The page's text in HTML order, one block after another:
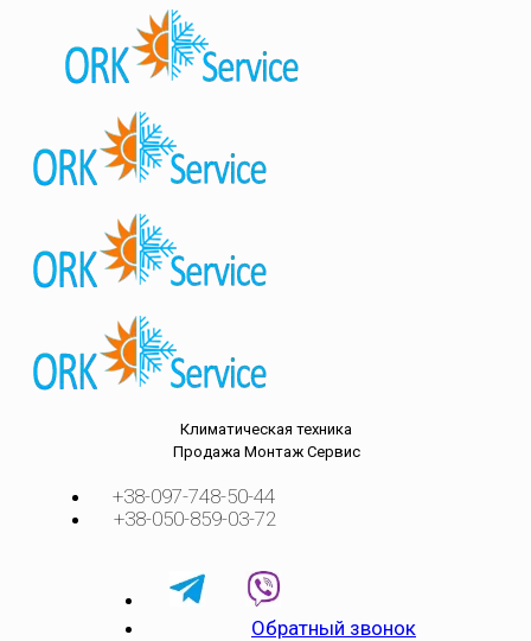
Климатическая техника
Продажа Монтаж Сервис
+38-097-748-50-44
+38-050-859-03-72
Обратный звонок